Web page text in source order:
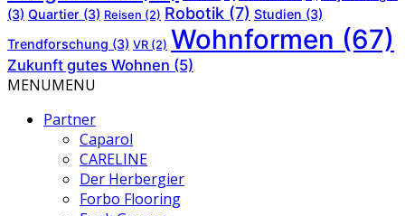
(3) Quartier (3) Reisen (2) Robotik (7) Studien (3)
Trendforschung (3) VR (2) Wohnformen (67)
Zukunft gutes Wohnen (5)
MENUMENU
Partner
Caparol
CARELINE
Der Herbergier
Forbo Flooring